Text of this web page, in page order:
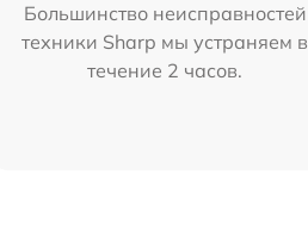
Большинство неисправностей
техники Sharp мы устраняем в
течение 2 часов.